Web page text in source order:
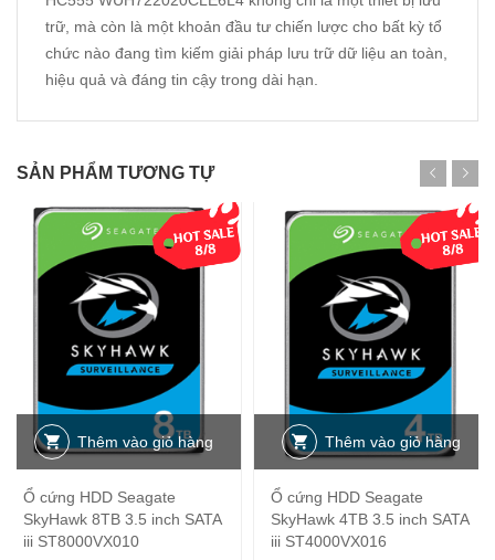
trữ, mà còn là một khoản đầu tư chiến lược cho bất kỳ tổ
chức nào đang tìm kiếm giải pháp lưu trữ dữ liệu an toàn,
hiệu quả và đáng tin cậy trong dài hạn.
SẢN PHẨM TƯƠNG TỰ
Thêm vào giỏ hàng
Ổ cứng HDD Seagate
SkyHawk 8TB 3.5 inch SATA
iii ST8000VX010
Thêm vào giỏ hàng
Ổ cứng HDD Seagate
SkyHawk 4TB 3.5 inch SATA
iii ST4000VX016